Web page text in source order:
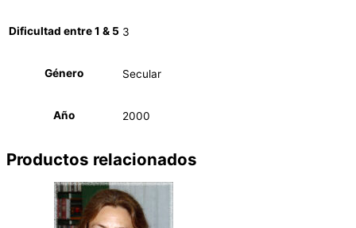
Dificultad entre 1 & 5 3
Género Secular
Año 2000
Productos relacionados